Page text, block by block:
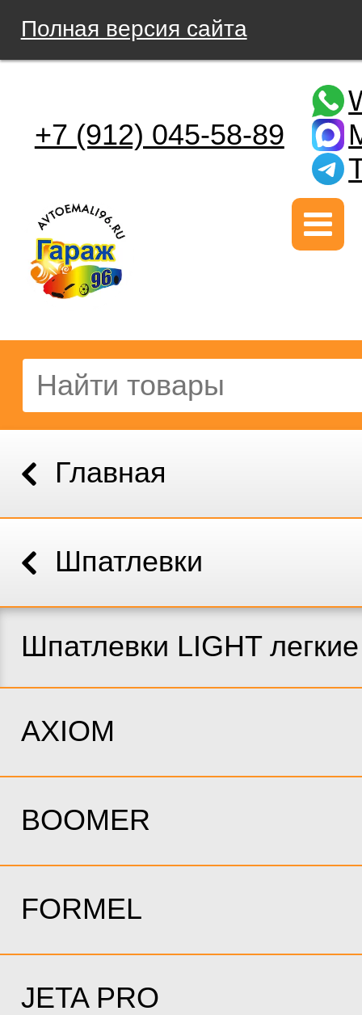
Полная версия сайта
+7 (912) 045-58-89
Главная
Шпатлевки
Шпатлевки LIGHT легкие
AXIOM
BOOMER
FORMEL
JETA PRO